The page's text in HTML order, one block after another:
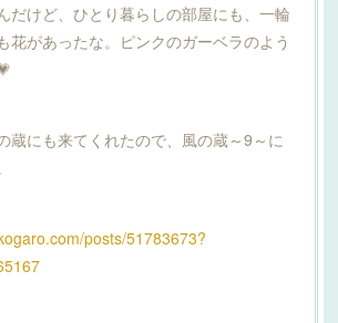
だけど、ひとり暮らしの部屋にも、一輪
花があったな。ピンクのガーベラのよう
蔵にも来てくれたので、風の蔵～9～に
posts/51783673?